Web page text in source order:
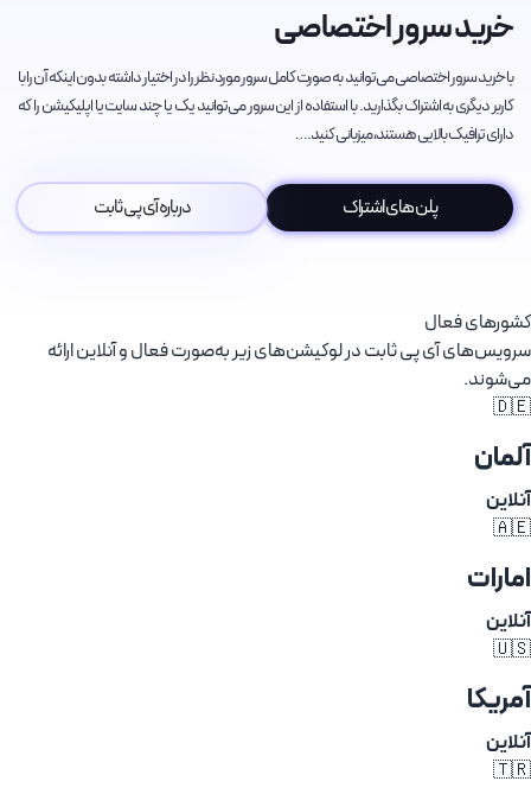
خرید سرور اختصاصی
با خرید سرور اختصاصی می‌توانید به صورت کامل سرور مورد نظر را در اختیار داشته بدون اینکه آن را با
کاربر دیگری به اشتراک بگذارید. با استفاده از این سرور می‌توانید یک یا چند سایت یا اپلیکیشن را که
دارای ترافیک بالایی هستند، میزبانی کنید.…
پلن های اشتراک درباره آی پی ثابت
کشورهای فعال
سرویس‌های آی پی ثابت در لوکیشن‌های زیر به‌صورت فعال و آنلاین ارائه
می‌شوند.
🇩🇪
آلمان
آنلاین
🇦🇪
امارات
آنلاین
🇺🇸
آمریکا
آنلاین
🇹🇷